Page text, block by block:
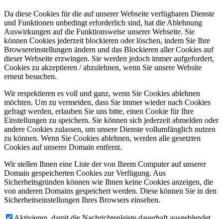
Da diese Cookies für die auf unserer Webseite verfügbaren Dienste
und Funktionen unbedingt erforderlich sind, hat die Ablehnung
Auswirkungen auf die Funktionsweise unserer Webseite. Sie
können Cookies jederzeit blockieren oder löschen, indem Sie Ihre
Browsereinstellungen ändern und das Blockieren aller Cookies auf
dieser Webseite erzwingen. Sie werden jedoch immer aufgefordert,
Cookies zu akzeptieren / abzulehnen, wenn Sie unsere Website
erneut besuchen.
Wir respektieren es voll und ganz, wenn Sie Cookies ablehnen
möchten. Um zu vermeiden, dass Sie immer wieder nach Cookies
gefragt werden, erlauben Sie uns bitte, einen Cookie für Ihre
Einstellungen zu speichern. Sie können sich jederzeit abmelden oder
andere Cookies zulassen, um unsere Dienste vollumfänglich nutzen
zu können. Wenn Sie Cookies ablehnen, werden alle gesetzten
Cookies auf unserer Domain entfernt.
Wir stellen Ihnen eine Liste der von Ihrem Computer auf unserer
Domain gespeicherten Cookies zur Verfügung. Aus
Sicherheitsgründen können wie Ihnen keine Cookies anzeigen, die
von anderen Domains gespeichert werden. Diese können Sie in den
Sicherheitseinstellungen Ihres Browsers einsehen.